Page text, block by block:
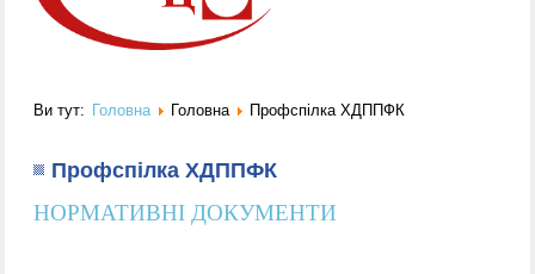
Ви тут: Головна Головна Профспілка ХДППФК
Профспілка ХДППФК
НОРМАТИВНІ ДОКУМЕНТИ